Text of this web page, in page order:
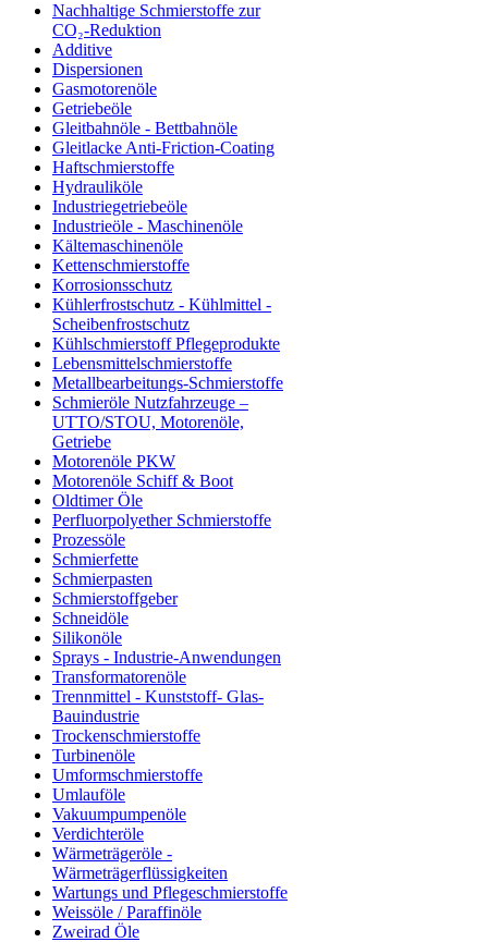
Nachhaltige Schmierstoffe zur
CO₂-Reduktion
Additive
Dispersionen
Gasmotorenöle
Getriebeöle
Gleitbahnöle - Bettbahnöle
Gleitlacke Anti-Friction-Coating
Haftschmierstoffe
Hydrauliköle
Industriegetriebeöle
Industrieöle - Maschinenöle
Kältemaschinenöle
Kettenschmierstoffe
Korrosionsschutz
Kühlerfrostschutz - Kühlmittel -
Scheibenfrostschutz
Kühlschmierstoff Pflegeprodukte
Lebensmittelschmierstoffe
Metallbearbeitungs-Schmierstoffe
Schmieröle Nutzfahrzeuge –
UTTO/STOU, Motorenöle,
Getriebe
Motorenöle PKW
Motorenöle Schiff & Boot
Oldtimer Öle
Perfluorpolyether Schmierstoffe
Prozessöle
Schmierfette
Schmierpasten
Schmierstoffgeber
Schneidöle
Silikonöle
Sprays - Industrie-Anwendungen
Transformatorenöle
Trennmittel - Kunststoff- Glas-
Bauindustrie
Trockenschmierstoffe
Turbinenöle
Umformschmierstoffe
Umlauföle
Vakuumpumpenöle
Verdichteröle
Wärmeträgeröle -
Wärmeträgerflüssigkeiten
Wartungs und Pflegeschmierstoffe
Weissöle / Paraffinöle
Zweirad Öle